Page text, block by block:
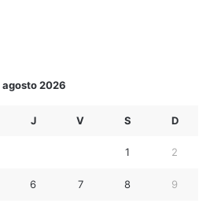
agosto 2026
J V S D
1 2
6 7 8 9